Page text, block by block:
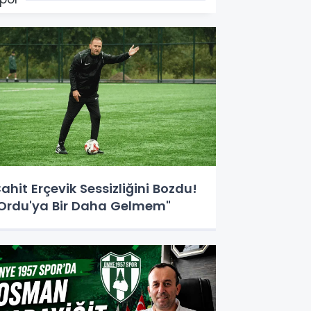
Erçevik Sessizliğini Bozdu!
Bir Daha Gelmem"